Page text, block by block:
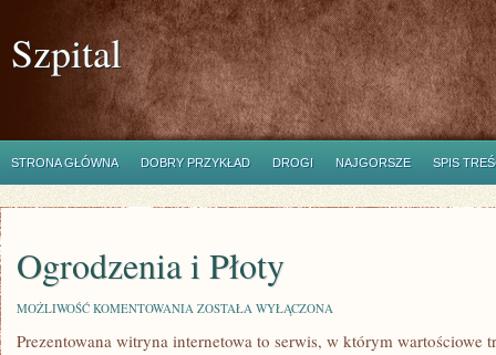
Szpital
STRONA GŁÓWNA DOBRY PRZYKŁAD DROGI NAJGORSZE SPIS
Ogrodzenia i Płoty
MOŻLIWOŚĆ KOMENTOWANIA OGRODZENIA
PŁOTY
ZOSTAŁA WYŁĄCZONA
Prezentowana witryna internetowa to serwis, w którym wartościowe